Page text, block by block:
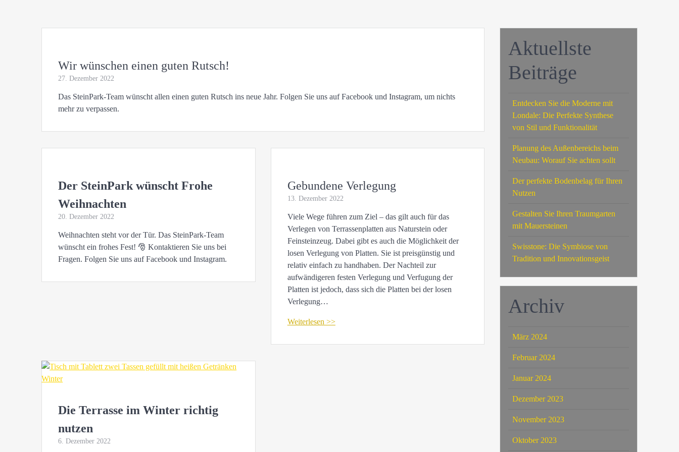
Wir wünschen einen guten Rutsch!
27. Dezember 2022
Das SteinPark-Team wünscht allen einen guten Rutsch ins neue Jahr. Folgen Sie uns auf Facebook und Instagram, um nichts
mehr zu verpassen.
Der SteinPark wünscht Frohe
Weihnachten
20. Dezember 2022
Weihnachten steht vor der Tür. Das SteinPark-Team
wünscht ein frohes Fest! 🎅 Kontaktieren Sie uns bei
Fragen. Folgen Sie uns auf Facebook und Instagram.
Gebundene Verlegung
13. Dezember 2022
Viele Wege führen zum Ziel – das gilt auch für das
Verlegen von Terrassenplatten aus Naturstein oder
Feinsteinzeug. Dabei gibt es auch die Möglichkeit der
losen Verlegung von Platten. Sie ist preisgünstig und
relativ einfach zu handhaben. Der Nachteil zur
aufwändigeren festen Verlegung und Verfugung der
Platten ist jedoch, dass sich die Platten bei der losen
Verlegung…
Die Terrasse im Winter richtig
nutzen
6. Dezember 2022
Aktuellste
Beiträge
Entdecken Sie die Moderne mit
Londale: Die Perfekte Synthese
von Stil und Funktionalität
Planung des Außenbereichs beim
Neubau: Worauf Sie achten sollt
Der perfekte Bodenbelag für Ihren
Nutzen
Gestalten Sie Ihren Traumgarten
mit Mauersteinen
Swisstone: Die Symbiose von
Tradition und Innovationsgeist
Archiv
März 2024
Februar 2024
Januar 2024
Dezember 2023
November 2023
Oktober 2023